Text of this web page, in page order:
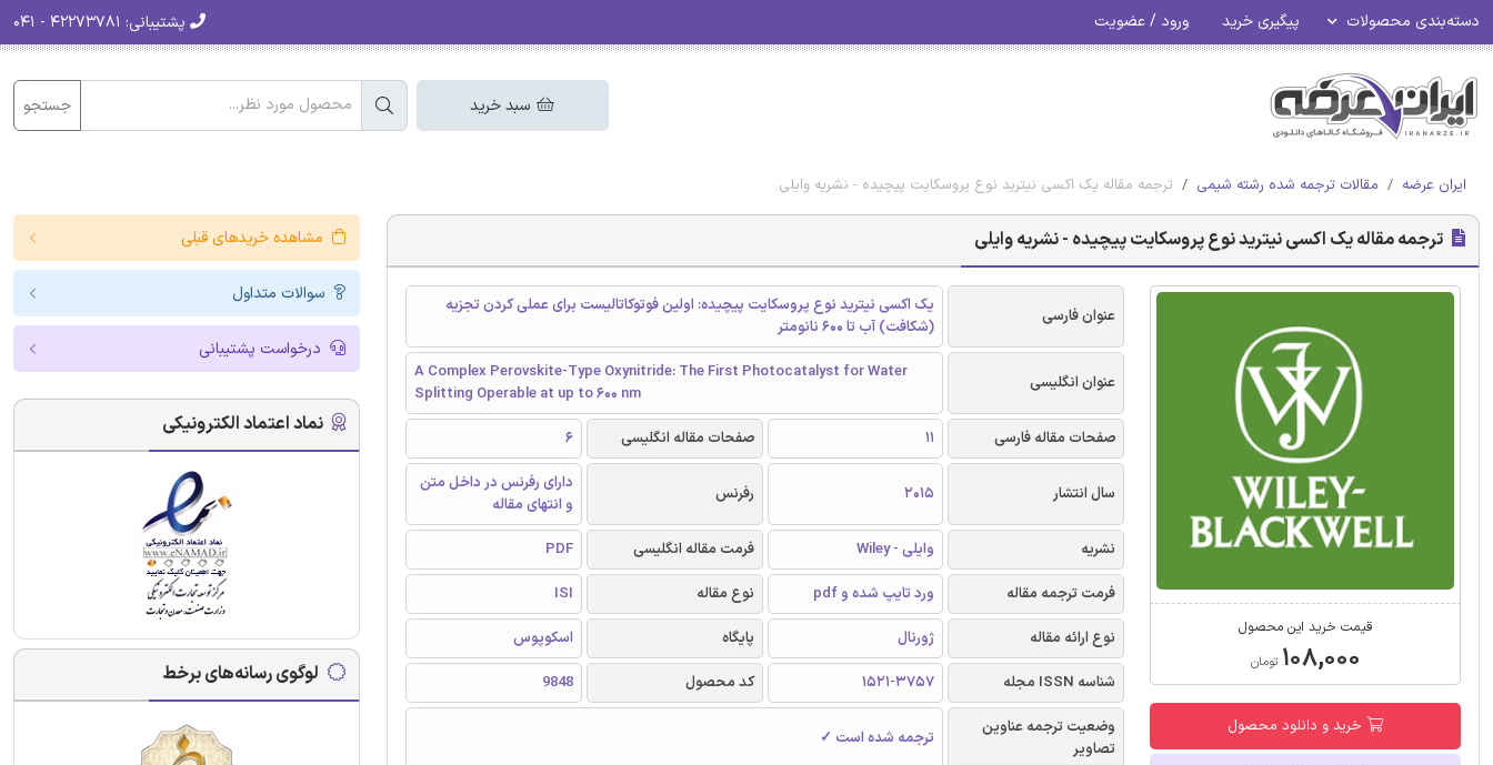
دسته‌بندی محصولات پیگیری خرید ورود / عضویت پشتیبانی:
سبد خرید جستجو
ایران عرضه مقالات ترجمه شده رشته شیمی ترجمه مقاله یک اکسی نیترید نوع پروسکایت پیچیده - نشریه وایلی
ترجمه مقاله یک اکسی نیترید نوع پروسکایت پیچیده - نشریه وایلی
قیمت خرید این محصول
۱۰۸,۰۰۰ تومان
خرید و دانلود محصول
عنوان فارسی
یک اکسی نیترید نوع پروسکایت پیچیده: اولین فوتوکاتالیست برای عملی کردن تجزیه
(شکافت) آب تا 600 نانومتر
عنوان انگلیسی
A Complex Perovskite-Type Oxynitride: The First Photocatalyst for Water
Splitting Operable at up to 600 nm
صفحات مقاله فارسی
11 صفحات مقاله انگلیسی 6
سال انتشار 2015 رفرنس
دارای رفرنس در داخل متن
و انتهای مقاله
نشریه
وایلی - Wiley فرمت مقاله انگلیسی
PDF
فرمت ترجمه مقاله
ورد تایپ شده و pdf نوع مقاله
ISI
نوع ارائه مقاله
ژورنال پایگاه
اسکوپوس
شناسه ISSN مجله
1521-3757 کد محصول
9848
وضعیت ترجمه عناوین
تصاویر
ترجمه شده است ✓
مشاهده خریدهای قبلی
سوالات متداول
درخواست پشتیبانی
نماد اعتماد الکترونیکی
لوگوی رسانه‌های برخط